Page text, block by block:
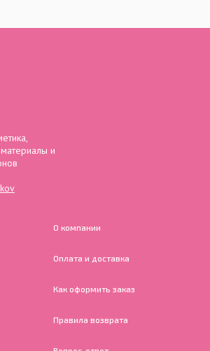
и
О компании
Оплата и доставка
Как оформить заказ
Правила возврата